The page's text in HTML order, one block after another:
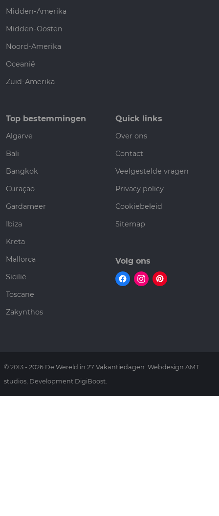
Midden-Amerika
Midden-Oosten
Noord-Amerika
Oceanië
Zuid-Amerika
Top bestemmingen
Algarve
Bali
Bangkok
Curaçao
Gardameer
Ibiza
Kreta
Mallorca
Sicilië
Toscane
Zakynthos
Quick links
Over ons
Contact
Veelgestelde vragen
Privacy policy
Cookiebeleid
Sitemap
Volg ons
© 2013 - 2026 De Wereld in 27 Vakantiedagen. Webdesign AMT
studios, Development DigiBoost.